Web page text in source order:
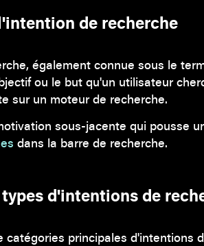
de recherche
également connue sous le
ou le but qu'un utilisateur
sur un moteur de recherche.
sous-jacente qui pousse
dans la barre de recherche.
d'intentions de
catégories principales d'intentions